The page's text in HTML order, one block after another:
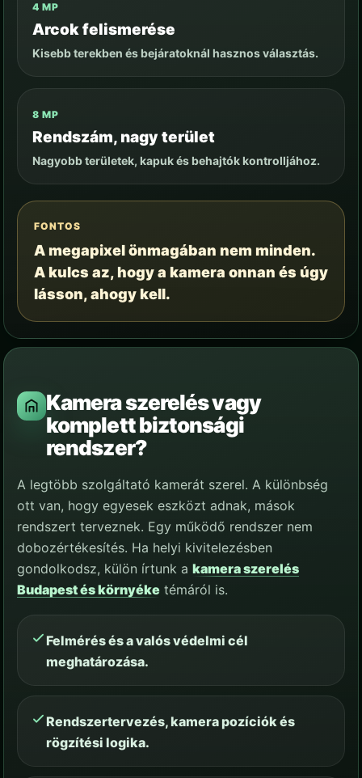
4 MP
Arcok felismerése
Kisebb terekben és bejáratoknál hasznos választás.
8 MP
Rendszám, nagy terület
Nagyobb területek, kapuk és behajtók kontrolljához.
FONTOS
A megapixel önmagában nem minden.
A kulcs az, hogy a kamera onnan és úgy
lásson, ahogy kell.
Kamera szerelés vagy
komplett biztonsági
rendszer?
A legtöbb szolgáltató kamerát szerel. A különbség
ott van, hogy egyesek eszközt adnak, mások
rendszert terveznek. Egy működő rendszer nem
dobozértékesítés. Ha helyi kivitelezésben
gondolkodsz, külön írtunk a kamera szerelés
Budapest és környéke témáról is.
Felmérés és a valós védelmi cél
meghatározása.
Rendszertervezés, kamera pozíciók és
rögzítési logika.